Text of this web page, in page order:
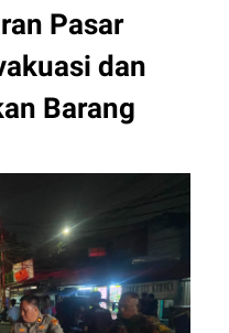
Pasar
dan
Barang